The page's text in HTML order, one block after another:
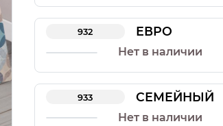
932 ЕВРО
Нет в наличии
933 СЕМЕЙНЫЙ
Нет в наличии